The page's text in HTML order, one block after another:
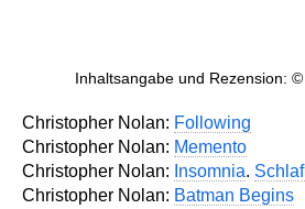
Inhaltsangabe und Rezension:
Christopher Nolan: Following
Christopher Nolan: Memento
Christopher Nolan: Insomnia.
Christopher Nolan: Batman Begins